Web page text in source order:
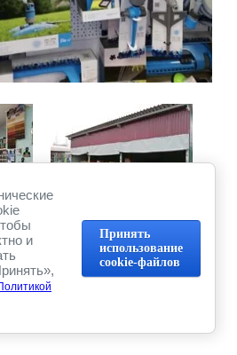
Следующее
и
Принять
использование
cookie-файлов